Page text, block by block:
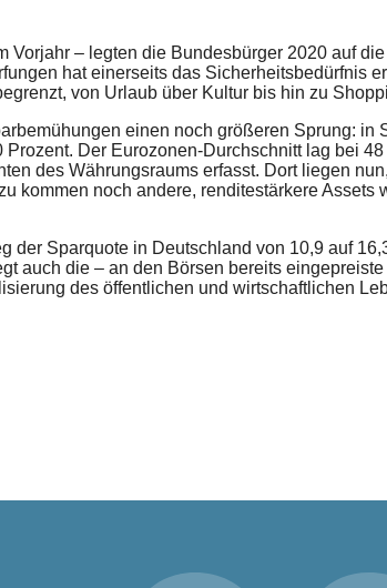
Vorjahr – legten die Bundesbürger 2020 auf
hat einerseits das Sicherheitsbedürfnis
von Urlaub über Kultur bis hin zu
einen noch größeren Sprung: in
Der Eurozonen-Durchschnitt lag bei
des Währungsraums erfasst. Dort liegen
kommen noch andere, renditestärkere Assets
der Sparquote in Deutschland von 10,9 auf
auch die – an den Börsen bereits
des öffentlichen und wirtschaftlichen